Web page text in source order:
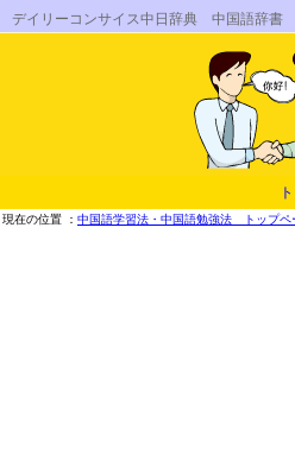
デイリーコンサイス中日辞典 中国語
現在の位置 ： 中国語学習法・中国語勉強法 トップペ